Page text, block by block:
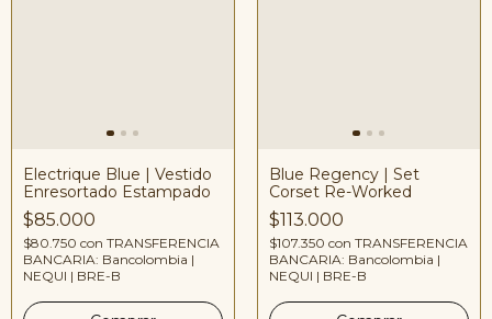
Electrique Blue | Vestido
Enresortado Estampado
$85.000
$80.750 con TRANSFERENCIA
BANCARIA: Bancolombia |
NEQUI | BRE-B
Blue Regency | Set
Corset Re-Worked
$113.000
$107.350 con TRANSFERENCIA
BANCARIA: Bancolombia |
NEQUI | BRE-B